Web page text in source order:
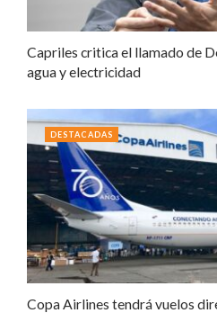
Capriles critica el llamado de
agua y electricidad
Copa Airlines tendrá vuelos
DESTACADAS